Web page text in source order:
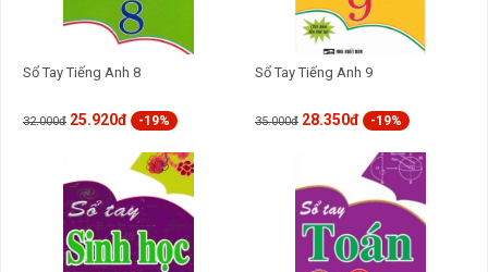
Sổ Tay Tiếng Anh 8
32.000đ 25.920đ -19%
Sổ Tay Tiếng Anh 9
35.000đ 28.350đ -19%